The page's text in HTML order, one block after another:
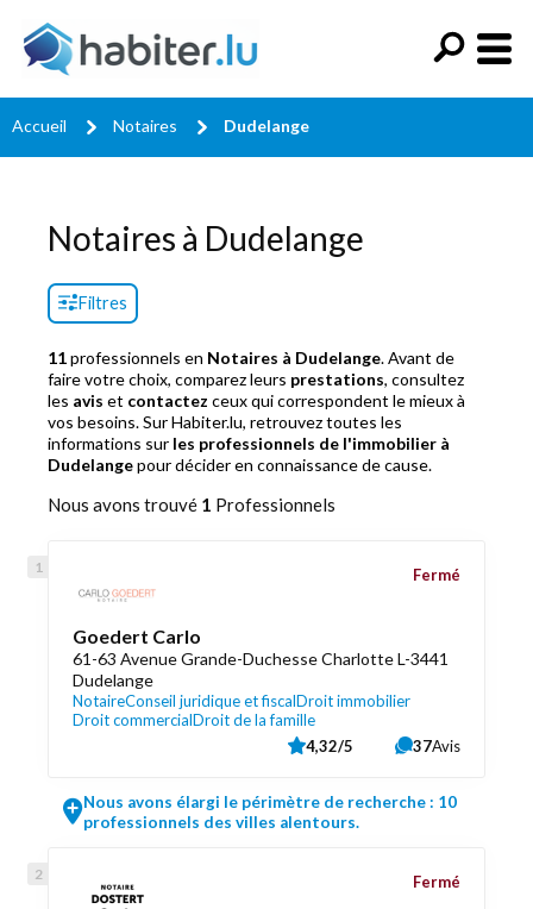
Accueil Notaires Dudelange
Notaires à Dudelange
Filtres
11professionnels en Notaires à Dudelange. Avant de
faire votre choix, comparez leurs prestations, consultez
les avis et contactez ceux qui correspondent le mieux à
vos besoins. Sur Habiter.lu, retrouvez toutes les
informations sur les professionnels de l'immobilier à
Dudelangepour décider en connaissance de cause.
Nous avons trouvé 1 Professionnels
Goedert Carlo
61-63 Avenue Grande-Duchesse Charlotte L-3441
Dudelange
NotaireConseil juridique et fiscalDroit immobilier
Droit commercialDroit de la famille
Fermé
4,32/5 37Avis
Nous avons élargi le périmètre de recherche : 10
professionnels des villes alentours.
Fermé